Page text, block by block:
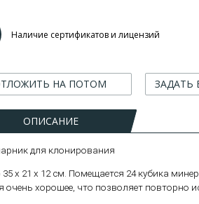
Наличие сертификатов и лицензий
НА ПОТОМ ЗАДАТЬ
ОПИСАНИЕ
для клонирования
35 х 21 х 12 см. Помещается 24 кубика
очень хорошее, что позволяет повторно